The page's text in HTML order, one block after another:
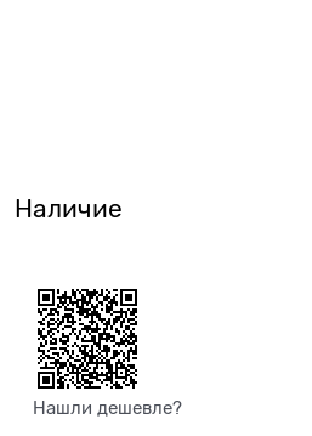
Наличие
Нашли дешевле?